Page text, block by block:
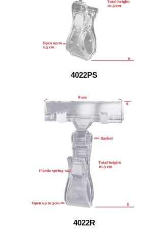
4022PS
4022R